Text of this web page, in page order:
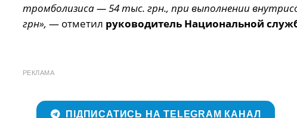
тромболизиса — 54 тыс. грн., при выполнении
грн», — отметил руководитель Национальной
РЕКЛАМА
ПІДПИСАТИСЬ НА TELEGRAM КАНАЛ